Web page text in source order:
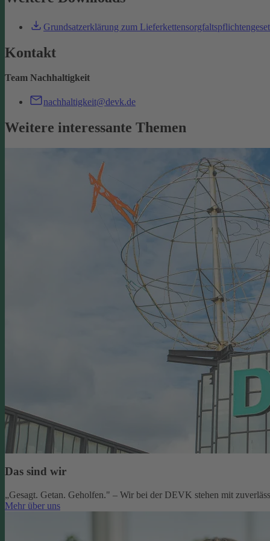
Grundsatzerklärung zum
Kontakt
Team Nachhaltigkeit
nachhaltigkeit@devk.de
Weitere interessante Themen
Das sind wir
„Gesagt. Getan. Geholfen." – Wir bei der DEVK stehen mit
Mehr über uns